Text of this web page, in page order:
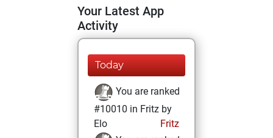
Your Latest App
Activity
Today
You are ranked
#10010 in Fritz by
Elo
Fritz